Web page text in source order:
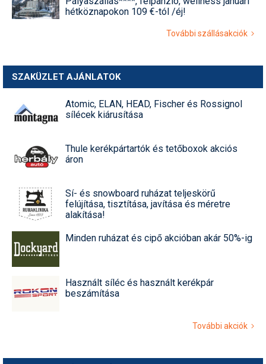
hétköznapokon 109 €-tól /éj!
További szállásakciók
SZAKÜZLET AJÁNLATOK
Atomic, ELAN, HEAD, Fischer és Rossignol
sílécek kiárusítása
Thule kerékpártartók és tetőboxok akciós
áron
Sí- és snowboard ruházat teljeskörű
felújítása, tisztítása, javítása és méretre
alakítása!
Minden ruházat és cipő akcióban akár 50%-ig
Használt síléc és használt kerékpár
beszámítása
További akciók